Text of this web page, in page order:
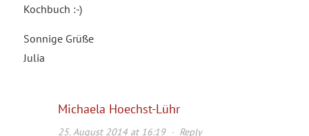
Kochbuch :-)
Sonnige Grüße
Julia
Michaela Hoechst-Lühr
25. August 2014 at 16:19· Reply